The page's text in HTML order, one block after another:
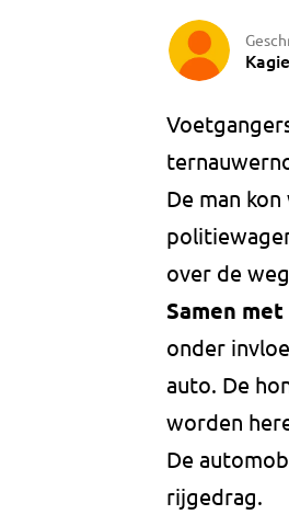
De man
over de
Samen
onder
auto. De
worden
De
rijgedrag.